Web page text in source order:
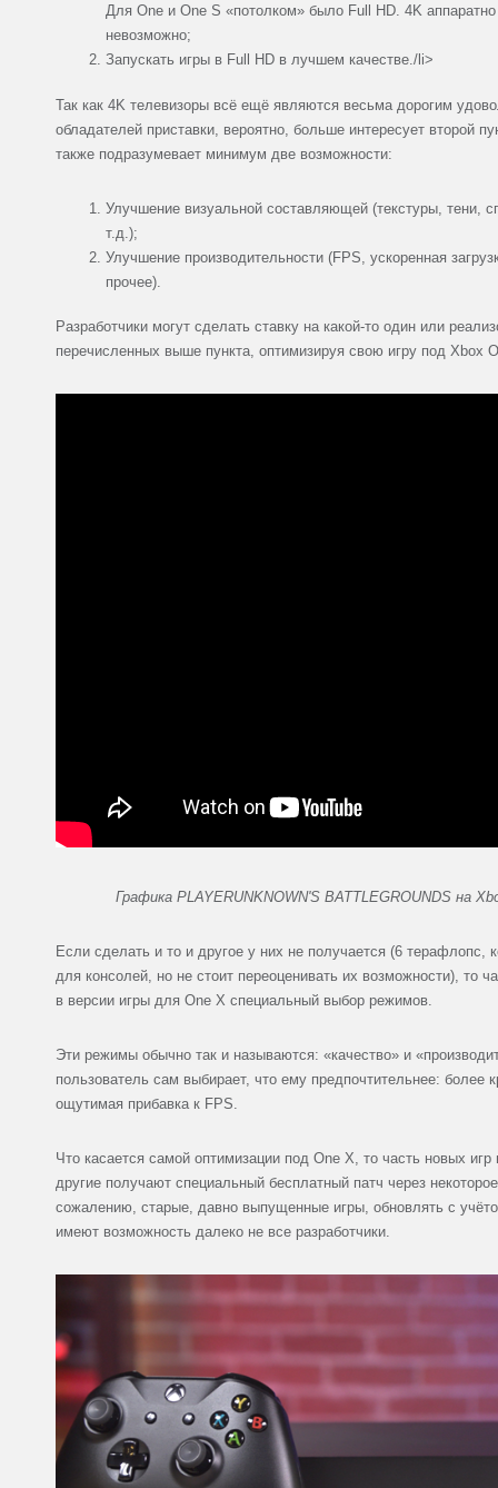
Для One и One S «потолком» было Full HD. 4K
невозможно;
Запускать игры в Full HD в лучшем качестве./li>
Так как 4K телевизоры всё ещё являются весьма дорогим
обладателей приставки, вероятно, больше интересует второй
также подразумевает минимум две возможности:
Улучшение визуальной составляющей (текстуры, тени,
т.д.);
Улучшение производительности (FPS, ускоренная
прочее).
Разработчики могут сделать ставку на какой-то один или
перечисленных выше пункта, оптимизируя свою игру под Xbox
Графика PLAYERUNKNOWN'S BATTLEGROUNDS на
Если сделать и то и другое у них не получается (6 терафлопс,
для консолей, но не стоит переоценивать их возможности), то
в версии игры для One X специальный выбор режимов.
Эти режимы обычно так и называются: «качество» и
пользователь сам выбирает, что ему предпочтительнее: более
ощутимая прибавка к FPS.
Что касается самой оптимизации под One X, то часть новых
другие получают специальный бесплатный патч через
сожалению, старые, давно выпущенные игры, обновлять с
имеют возможность далеко не все разработчики.